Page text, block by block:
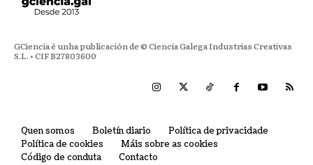
GCiencia é unha publicación de © Ciencia Galega Industrias Creativas
S.L. • CIF B27803600
Quen somos Boletín diario
Política de privacidade
Política de cookies
Máis sobre as cookies
Código de conduta
Contacto